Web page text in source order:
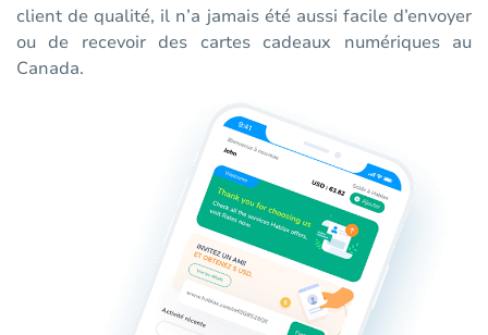
client de qualité, il n’a jamais été aussi facile d’envoyer
ou de recevoir des cartes cadeaux numériques au
Canada.